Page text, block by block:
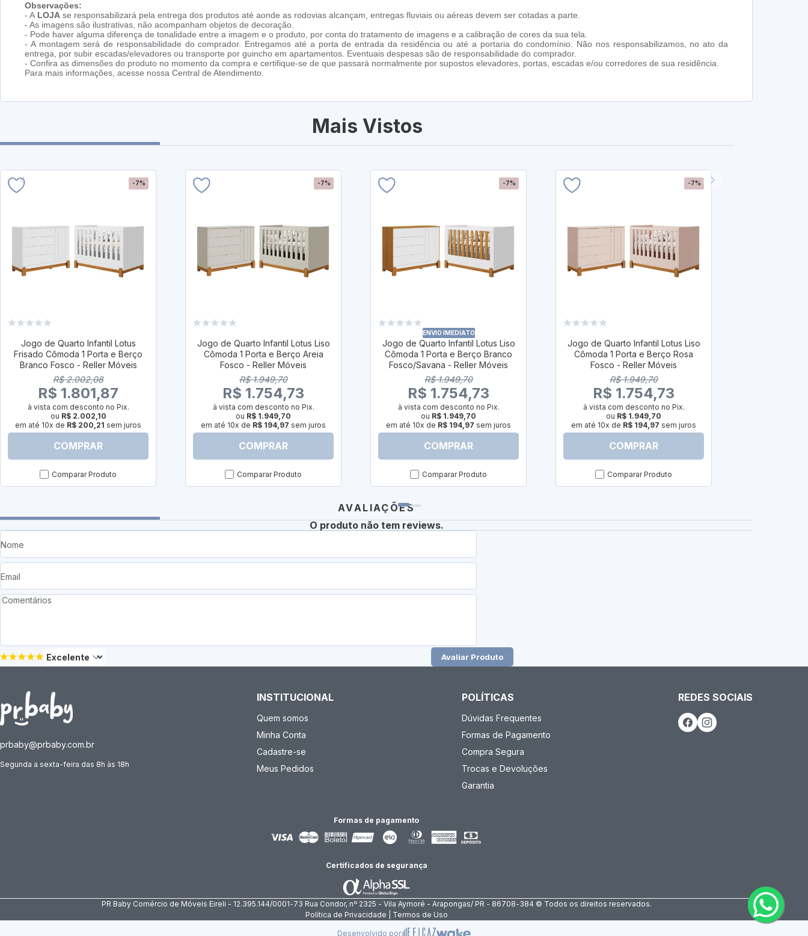
Observações:
- A LOJA se responsabilizará pela entrega dos produtos até aonde as rodovias alcançam, entregas fluviais ou aéreas devem ser cotadas a parte.
- As imagens são ilustrativas, não acompanham objetos de decoração.
- Pode haver alguma diferença de tonalidade entre a imagem e o produto, por conta do tratamento de imagens e a calibração de cores da sua tela.
- A montagem será de responsabilidade do comprador. Entregamos até a porta de entrada da residência ou até a portaria do condomínio. Não nos responsabilizamos, no ato da
entrega, por subir escadas/elevadores ou transporte por guincho em apartamentos. Eventuais despesas são de responsabilidade do comprador.
- Confira as dimensões do produto no momento da compra e certifique-se de que passará normalmente por supostos elevadores, portas, escadas e/ou corredores de sua residência.
Para mais informações, acesse nossa Central de Atendimento.
Mais Vistos
-7%
Jogo de Quarto Infantil Lotus
Frisado Cômoda 1 Porta e Berço
Branco Fosco - Reller Móveis
R$ 2.002,08
R$ 1.801,87
à vista com desconto no Pix.
ou R$ 2.002,10
em até 10x de R$ 200,21 sem juros
COMPRAR
Comparar Produto
-7%
Jogo de Quarto Infantil Lotus Liso
Cômoda 1 Porta e Berço Areia
Fosco - Reller Móveis
R$ 1.949,70
R$ 1.754,73
à vista com desconto no Pix.
ou R$ 1.949,70
em até 10x de R$ 194,97 sem juros
COMPRAR
Comparar Produto
-7%
ENVIO IMEDIATO
Jogo de Quarto Infantil Lotus Liso
Cômoda 1 Porta e Berço Branco
Fosco/Savana - Reller Móveis
R$ 1.949,70
R$ 1.754,73
à vista com desconto no Pix.
ou R$ 1.949,70
em até 10x de R$ 194,97 sem juros
COMPRAR
Comparar Produto
-7%
Jogo de Quarto Infantil Lotus Liso
Cômoda 1 Porta e Berço Rosa
Fosco - Reller Móveis
R$ 1.949,70
R$ 1.754,73
à vista com desconto no Pix.
ou R$ 1.949,70
em até 10x de R$ 194,97 sem juros
COMPRAR
Comparar Produto
AVALIAÇÕES
O produto não tem reviews.
Avaliar Produto
prbaby@prbaby.com.br
Segunda a sexta-feira das 8h às 18h
INSTITUCIONAL
Quem somos
Minha Conta
Cadastre-se
Meus Pedidos
POLÍTICAS
Dúvidas Frequentes
Formas de Pagamento
Compra Segura
Trocas e Devoluções
Garantia
REDES SOCIAIS
Formas de pagamento
Certificados de segurança
PR Baby Comércio de Móveis Eireli - 12.395.144/0001-73 Rua Condor, nº 2325 - Vila Aymoré - Arapongas/ PR - 86708-384 © Todos os direitos reservados.
Política de Privacidade | Termos de Uso
Desenvolvido por: